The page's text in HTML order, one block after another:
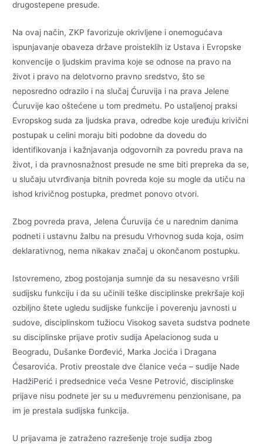
drugostepene presude.
Na ovaj način, ZKP favorizuje okrivljene i onemogućava
ispunjavanje obaveza države proisteklih iz Ustava i Evropske
konvencije o ljudskim pravima koje se odnose na pravo na
život i pravo na delotvorno pravno sredstvo, što se
neposredno odrazilo i na slučaj Ćuruvija i na prava Jelene
Ćuruvije kao oštećene u tom predmetu. Po ustaljenoj praksi
Evropskog suda za ljudska prava, odredbe koje uređuju krivični
postupak u celini moraju biti podobne da dovedu do
identifikovanja i kažnjavanja odgovornih za povredu prava na
život, i da pravnosnažnost presude ne sme biti prepreka da se,
u slučaju utvrđivanja bitnih povreda koje su mogle da utiču na
ishod krivičnog postupka, predmet ponovo otvori.
Zbog povreda prava, Jelena Ćuruvija će u narednim danima
podneti i ustavnu žalbu na presudu Vrhovnog suda koja, osim
deklarativnog, nema nikakav značaj u okončanom postupku.
Istovremeno, zbog postojanja sumnje da su nesavesno vršili
sudijsku funkciju i da su učinili teške disciplinske prekršaje koji
ozbiljno štete ugledu sudijske funkcije i poverenju javnosti u
sudove, disciplinskom tužiocu Visokog saveta sudstva podnete
su disciplinske prijave protiv sudija Apelacionog suda u
Beogradu, Dušanke Đorđević, Marka Jocića i Dragana
Ćesarovića. Protiv preostale dve članice veća – sudije Nade
HadžiPerić i predsednice veća Vesne Petrović, disciplinske
prijave nisu podnete jer su u međuvremenu penzionisane, pa
im je prestala sudijska funkcija.
U prijavama je zatraženo razrešenje troje sudija zbog